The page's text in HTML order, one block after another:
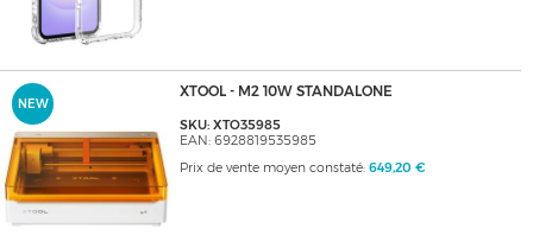
NEW
XTOOL - M2 10W STANDALONE
SKU: XTO35985
EAN: 6928819535985
Prix de vente moyen constaté: 649,20 €